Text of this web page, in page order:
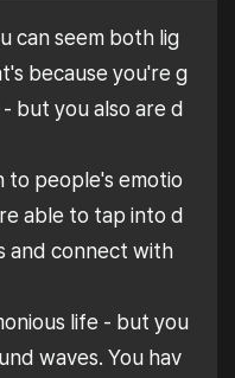
can seem both lig
because you're g
but you also are d
to people's emotio
able to tap into d
and connect with
life - but you
waves. You hav